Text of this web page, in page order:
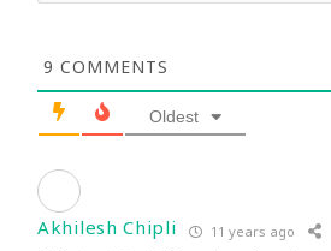
9 COMMENTS
Oldest
Akhilesh Chipli 11 years ago